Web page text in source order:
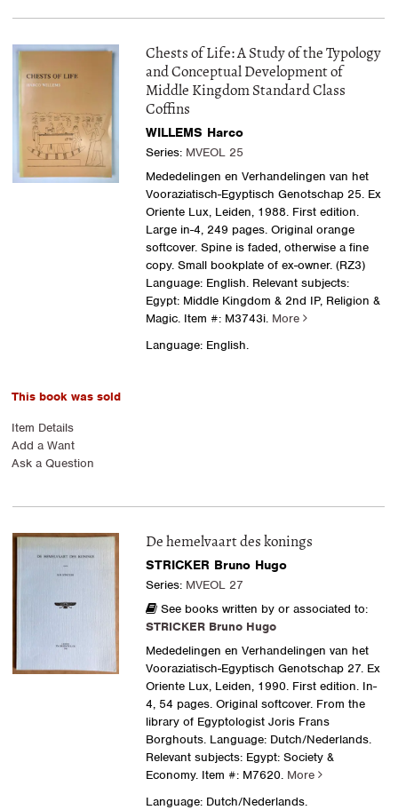
Chests of Life: A Study of the Typology
and Conceptual Development of
Middle Kingdom Standard Class
Coffins
WILLEMS Harco
Series: MVEOL 25
Mededelingen en Verhandelingen van het
Vooraziatisch-Egyptisch Genotschap 25. Ex
Oriente Lux, Leiden, 1988. First edition.
Large in-4, 249 pages. Original orange
softcover. Spine is faded, otherwise a fine
copy. Small bookplate of ex-owner. (RZ3)
Language: English. Relevant subjects:
Egypt: Middle Kingdom & 2nd IP, Religion &
Magic.Item #: M3743i. More
Language: English.
This book was sold
Item Details
Add a Want
Ask a Question
De hemelvaart des konings
STRICKER Bruno Hugo
Series: MVEOL 27
See books written by or associated to:
STRICKER Bruno Hugo
Mededelingen en Verhandelingen van het
Vooraziatisch-Egyptisch Genotschap 27. Ex
Oriente Lux, Leiden, 1990. First edition. In-
4, 54 pages. Original softcover. From the
library of Egyptologist Joris Frans
Borghouts. Language: Dutch/Nederlands.
Relevant subjects: Egypt: Society &
Economy.Item #: M7620. More
Language: Dutch/Nederlands.